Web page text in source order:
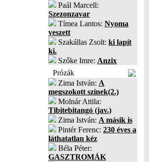
Paál Marcell:
Szezonzavar
Tímea Lantos: Nyoma
veszett
Szakállas Zsolt: ki lapít
ki.
Szőke Imre: Anzix
Prózák
Zima István: A
megszokott színek(2.)
Molnár Attila:
Tibitebitangó (jav.)
Zima István: A másik is
Pintér Ferenc: 230 éves a
láthatatlan kéz
Béla Péter:
GASZTROMÁK